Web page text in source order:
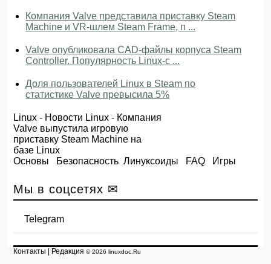
Компания Valve представила приставку Steam
Machine и VR-шлем Steam Frame, п ...
Valve опубликовала CAD-файлы корпуса Steam
Controller. Популярность Linux-с ...
Доля пользователей Linux в Steam по
статистике Valve превысила 5%
Linux - Новости Linux - Компания
Valve выпустила игровую
приставку Steam Machine на
базе Linux
Основы
Безопасность Линуксоиды FAQ Игры
Мы в соцсетях ✉
Telegram
Контакты Редакция © 2026 linuxdoc.Ru